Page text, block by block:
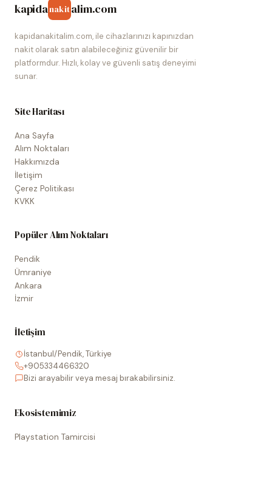
kapidanakitalim.com
kapidanakitalim.com, ile cihazlarınızı kapınızdan
nakit olarak satın alabileceğiniz güvenilir bir
platformdur. Hızlı, kolay ve güvenli satış deneyimi
sunar.
Site Haritası
Ana Sayfa
Alım Noktaları
Hakkımızda
İletişim
Çerez Politikası
KVKK
Popüler Alım Noktaları
Pendik
Ümraniye
Ankara
İzmir
İletişim
İstanbul/Pendik, Türkiye
+905334466320
Bizi arayabilir veya mesaj bırakabilirsiniz.
Ekosistemimiz
Playstation Tamircisi